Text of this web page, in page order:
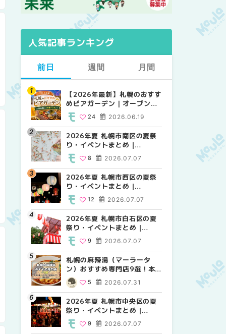
人気記事ランキング
前日
【2026年最新】札幌のおすす
めビアガーデン｜オープン日
順に徹底紹介！大通公園から
穴場テラスまで | MouLa
HOKKAIDO
2026.06.19
24
2026年夏 札幌市南区の夏祭
り・イベントまとめ |
MouLa HOKKAIDO
2026.07.07
8
2026年夏 札幌市西区の夏祭
り・イベントまとめ |
MouLa HOKKAIDO
2026.07.07
12
2026年夏 札幌市白石区の夏
祭り・イベントまとめ |
MouLa HOKKAIDO
2026.07.07
9
札幌の麻辣湯（マーラータ
ン）おすすめ専門店9選！本
場の量り売りから最新店まで
徹底比較 | MouLa
HOKKAIDO
2026.07.31
5
2026年夏 札幌市中央区の夏
祭り・イベントまとめ |
MouLa HOKKAIDO
2026.07.07
9
週間
【2026年最新】札幌のおすす
めビアガーデン｜オープン日
穴場テラスまで | MouLa
HOKKAIDO
24
2026年夏 札幌市西区の夏祭
り・イベントまとめ |
12
2026年夏 札幌市北区の夏祭
り・イベントまとめ |
9
2026年夏 札幌市白石区の夏
祭り・イベントまとめ |
9
2026年夏 札幌市手稲区の夏
祭り・イベントまとめ |
10
2026年夏 札幌市南区の夏祭
り・イベントまとめ |
8
月間
【2026年最新】札幌のおすす
めビアガーデン｜オープン日
穴場テラスまで | MouLa
HOKKAIDO
24
2026年夏 札幌市北区の夏祭
り・イベントまとめ |
9
2026年夏 札幌市西区の夏祭
り・イベントまとめ |
12
2026年夏 札幌市白石区の夏
祭り・イベントまとめ |
9
2026年夏 札幌市手稲区の夏
祭り・イベントまとめ |
10
2026年夏 札幌市清田区の夏
祭り・イベントまとめ |
6